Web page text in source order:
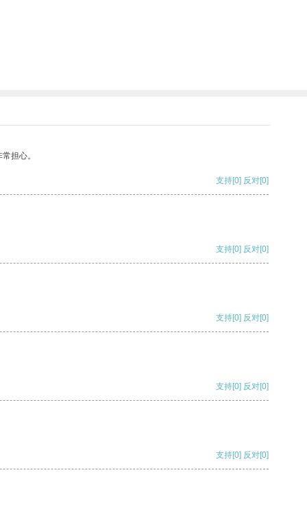
担心。
支持[0] 反对[0]
支持[0] 反对[0]
支持[0] 反对[0]
支持[0] 反对[0]
支持[0] 反对[0]